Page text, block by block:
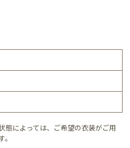
態によっては、ご希望の衣装がご用